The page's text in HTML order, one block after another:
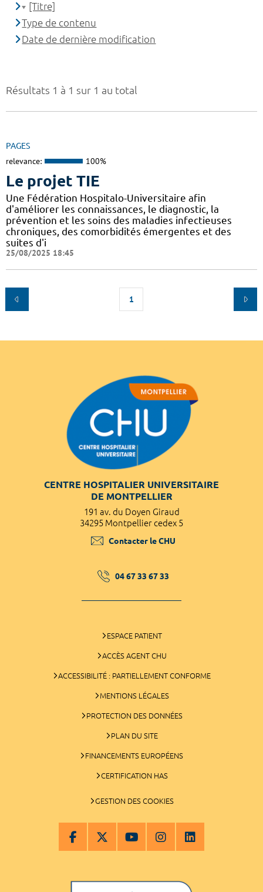
Résultats 1 à 1 sur 1 au total
PAGES
relevance: 100%
Le projet TIE
Une Fédération Hospitalo-Universitaire afin
d'améliorer les connaissances, le diagnostic, la
prévention et les soins des maladies infectieuses
chroniques, des comorbidités émergentes et des
suites d'i
25/08/2025 18:45
1
[Titre]
Type de contenu
Date de dernière modification
CENTRE HOSPITALIER UNIVERSITAIRE
DE MONTPELLIER
191 av. du Doyen Giraud
34295 Montpellier cedex 5
Contacter le CHU
04 67 33 67 33
ESPACE PATIENT
ACCÈS AGENT CHU
ACCESSIBILITÉ : PARTIELLEMENT CONFORME
MENTIONS LÉGALES
PROTECTION DES DONNÉES
PLAN DU SITE
FINANCEMENTS EUROPÉENS
CERTIFICATION HAS
GESTION DES COOKIES